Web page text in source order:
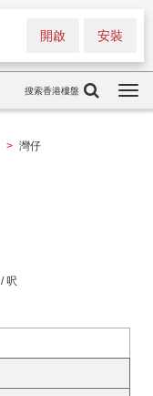
安裝
開啟
搜索香港樓盤
> 灣仔
/ 呎